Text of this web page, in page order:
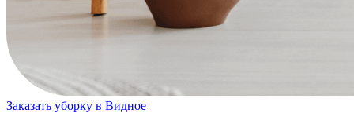
Заказать уборку в Видное